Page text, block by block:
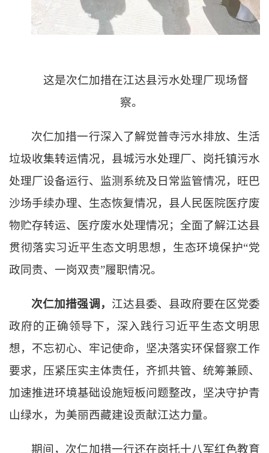
这是次仁加措在江达县污水处理厂现场督
察。
次仁加措一行深入了解觉普寺污水排放、生活
垃圾收集转运情况，县城污水处理厂、岗托镇污水
处理厂设备运行、监测系统及日常监管情况，旺巴
沙场手续办理、生态恢复情况，县人民医院医疗废
物贮存转运、医疗废水处理情况； 全面了解江达县
贯彻落实习近平生态文明思想，生态环境保护“党
政同责、一岗双责”履职情况。
次仁加措强调， 江达县委、县政府要在区党委
政府的正确领导下，深入践行习近平生态文明思
想，不忘初心、牢记使命，坚决落实环保督察工作
要求，压紧压实主体责任，齐抓共管、统筹兼顾、
加速推进环境基础设施短板问题整改，坚决守护青
山绿水，为美丽西藏建设贡献江达力量。
期间，次仁加措一行还在岗托十八军红色教育